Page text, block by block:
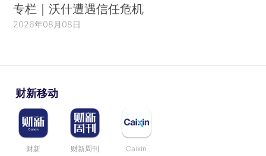
专栏｜沃什遭遇信任危机
2026年08月08日
财新移动
财新 财新周刊 Caixin